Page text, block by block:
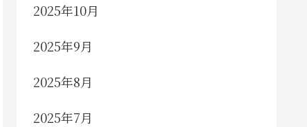
2025年10月
2025年9月
2025年8月
2025年7月